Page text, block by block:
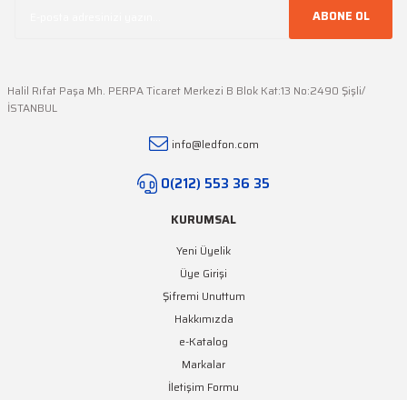
ABONE OL
Halil Rıfat Paşa Mh. PERPA Ticaret Merkezi B Blok Kat:13 No:2490 Şişli/
İSTANBUL
info@ledfon.com
0(212) 553 36 35
KURUMSAL
Yeni Üyelik
Üye Girişi
Şifremi Unuttum
Hakkımızda
e-Katalog
Markalar
İletişim Formu